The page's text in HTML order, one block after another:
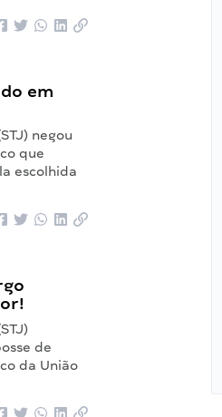
em
negou
que
escolhida
de
da União